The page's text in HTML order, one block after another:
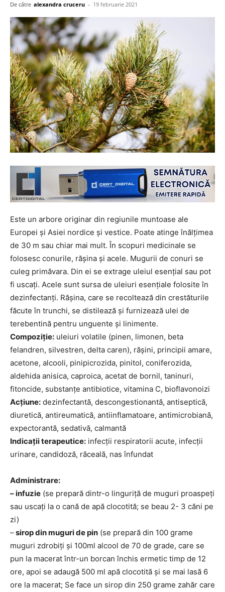
De către alexandra cruceru - 19 februarie 2021
Este un arbore originar din regiunile muntoase ale
Europei şi Asiei nordice şi vestice. Poate atinge înălţimea
de 30 m sau chiar mai mult. În scopuri medicinale se
folosesc conurile, răşina şi acele. Mugurii de conuri se
culeg primăvara. Din ei se extrage uleiul esenţial sau pot
fi uscaţi. Acele sunt sursa de uleiuri esenţiale folosite în
dezinfectanţi. Răşina, care se recoltează din crestăturile
făcute în trunchi, se distilează şi furnizează ulei de
terebentină pentru unguente şi linimente.
Compoziţie: uleiuri volatile (pinen, limonen, beta
felandren, silvestren, delta caren), rășini, principii amare,
acetone, alcooli, pinipicrozida, pinitol, coniferozida,
aldehida anisica, caproica, acetat de bornil, taninuri,
fitoncide, substanțe antibiotice, vitamina C, bioflavonoizi
Acţiune: dezinfectantă, descongestionantă, antiseptică,
diuretică, antireumatică, antiinflamatoare, antimicrobiană,
expectorantă, sedativă, calmantă
Indicaţii terapeutice: infecții respiratorii acute, infecții
urinare, candidoză, răceală, nas înfundat
Administrare:
– infuzie (se prepară dintr-o linguriță de muguri proaspeți
sau uscați la o cană de apă clocotită; se beau 2- 3 căni pe
zi)
–sirop din muguri de pin (se prepară din 100 grame
muguri zdrobiți și 100ml alcool de 70 de grade, care se
pun la macerat într-un borcan închis ermetic timp de 12
ore, apoi se adaugă 500 ml apă clocotită și se mai lasă 6
ore la macerat; Se face un sirop din 250 grame zahăr care